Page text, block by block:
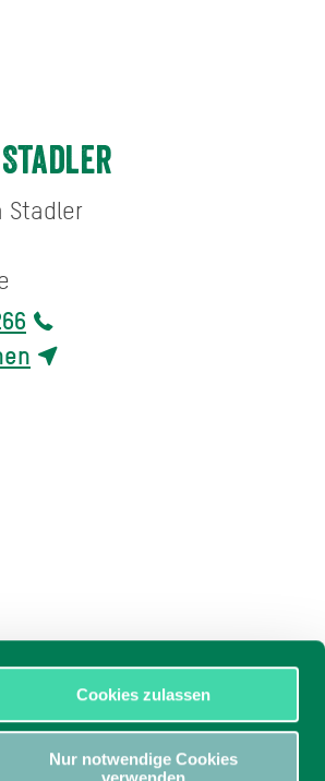
Cookies zulassen
Nur notwendige Cookies
verwenden
Stadler
Stadler